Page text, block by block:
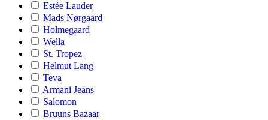
Estée Lauder
Mads Nørgaard
Holmegaard
Wella
St. Tropez
Helmut Lang
Teva
Armani Jeans
Salomon
Bruuns Bazaar